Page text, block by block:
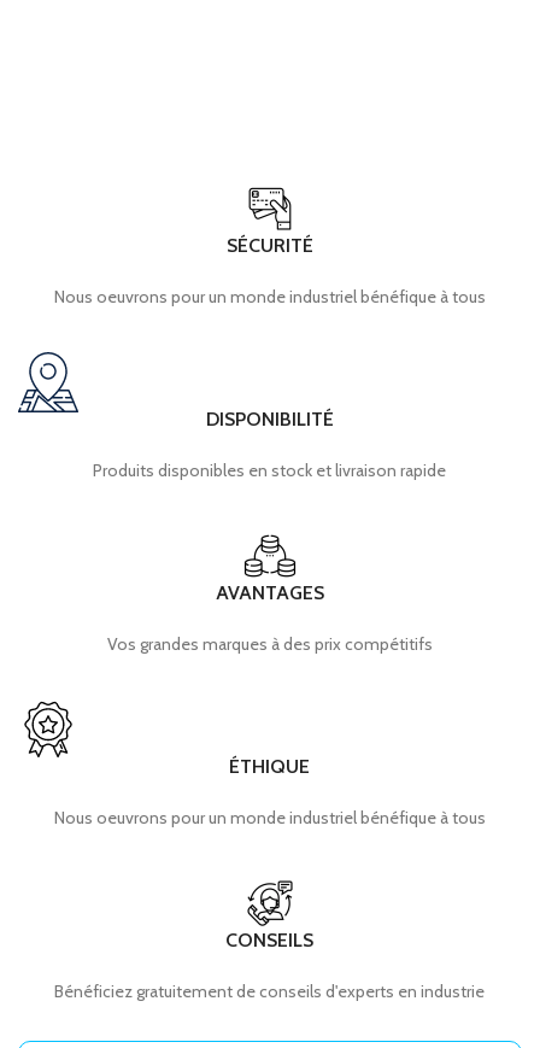
SÉCURITÉ
Nous oeuvrons pour un monde industriel bénéfique à tous
DISPONIBILITÉ
Produits disponibles en stock et livraison rapide
AVANTAGES
Vos grandes marques à des prix compétitifs
ÉTHIQUE
Nous oeuvrons pour un monde industriel bénéfique à tous
CONSEILS
Bénéficiez gratuitement de conseils d'experts en industrie